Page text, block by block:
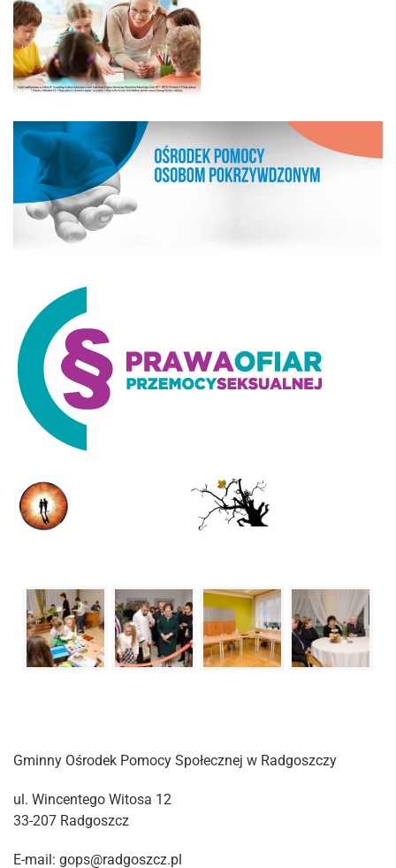
Gminny Ośrodek Pomocy Społecznej w Radgoszczy
ul. Wincentego Witosa 12
33-207 Radgoszcz
E-mail: gops@radgoszcz.pl